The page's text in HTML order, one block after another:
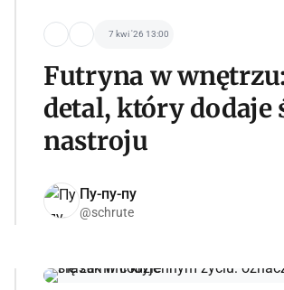
7 kwi '26 13:00
Futryna w
detal, który dodaje
nastroju
Пу-пу-пу
@schrute